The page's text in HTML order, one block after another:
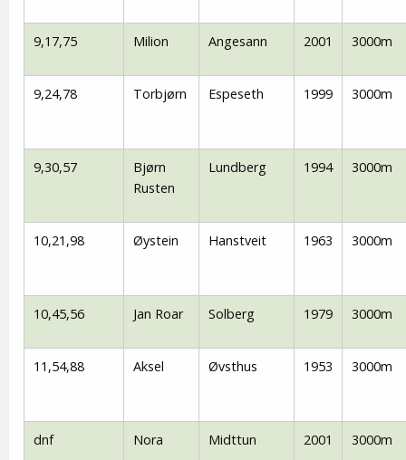
9,17,75 Milion Angesann 2001 3000m
9,24,78 Torbjørn Espeseth 1999 3000m
9,30,57
Bjørn
Rusten
Lundberg 1994 3000m
10,21,98 Øystein Hanstveit 1963 3000m
10,45,56 Jan Roar Solberg 1979 3000m
11,54,88 Aksel Øvsthus 1953 3000m
dnf Nora Midttun 2001 3000m